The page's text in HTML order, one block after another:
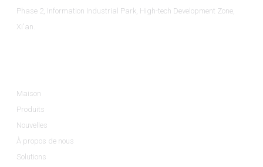
Phase 2, Information Industrial Park, High-tech Development Zone,
Xi'an.
Maison
Produits
Nouvelles
À propos de nous
Solutions